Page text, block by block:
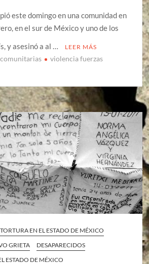
este domingo en una comunidad en
en el sur de México y uno de los
y asesinó a al …
LEER MÁS
violencia fuerzas
EN EL ESTADO DE MÉXICO
GRIETA
DESAPARECIDOS
ESTADO DE MÉXICO